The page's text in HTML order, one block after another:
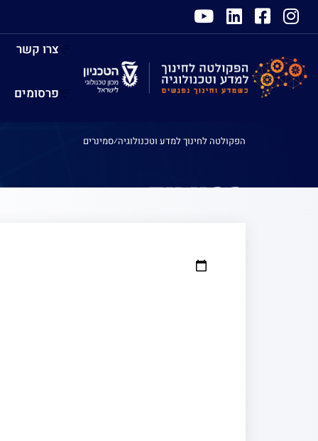
צרו קשר
פרסומים
הפקולטה לחינוך למדע וטכנולוגיה⁄סמינרים
סמינרים